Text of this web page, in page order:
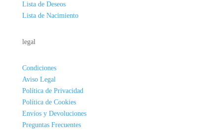
Lista de Deseos
Lista de Nacimiento
legal
Condiciones
Aviso Legal
Política de Privacidad
Política de Cookies
Envíos y Devoluciones
Preguntas Frecuentes